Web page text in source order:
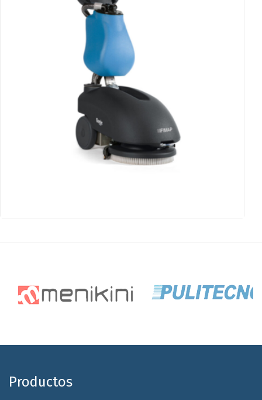
Productos